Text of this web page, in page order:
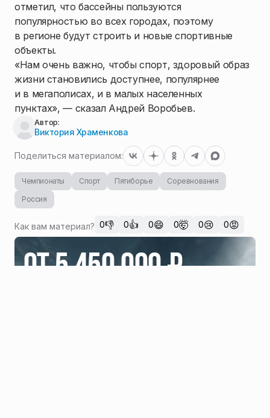
отметил, что бассейны пользуются
популярностью во всех городах, поэтому
в регионе будут строить и новые спортивные
объекты.
«Нам очень важно, чтобы спорт, здоровый образ
жизни становились доступнее, популярнее
и в мегаполисах, и в малых населенных
пунктах», — сказал Андрей Воробьев.
Автор:
Виктория Храменкова
Поделиться материалом:
Чемпионаты Спорт Пятиборье
Соревнования
Россия
Как вам материал? 0👎 0👍 0😄 0🤯 0😢 0😡